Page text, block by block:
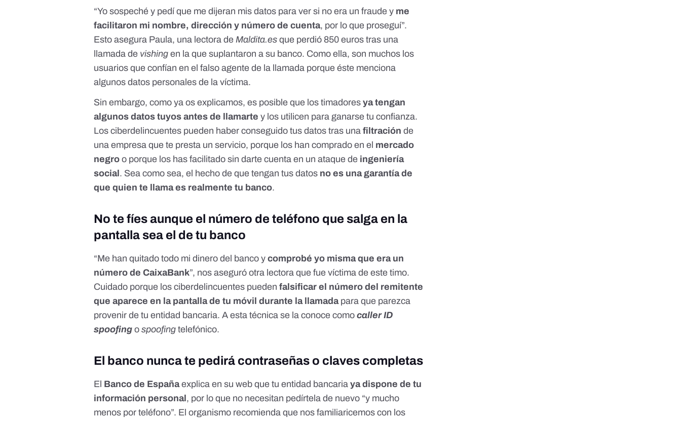
“Yo sospeché y pedí que me dijeran mis datos para ver si no era un fraude y me
facilitaron mi nombre, dirección y número de cuenta, por lo que proseguí”.
Esto asegura Paula, una lectora deMaldita.es que perdió 850 euros tras una
llamada de vishing en la que suplantaron a su banco. Como ella, son muchos los
usuarios que confían en el falso agente de la llamada porque éste menciona
algunos datos personales de la víctima.
Sin embargo, como ya os explicamos, es posible que los timadoresya tengan
algunos datos tuyos antes de llamarte y los utilicen para ganarse tu confianza.
Los ciberdelincuentes pueden haber conseguido tus datos tras unafiltración de
una empresa que te presta un servicio, porque los han comprado en el mercado
negro o porque los has facilitado sin darte cuenta en unataque de ingeniería
social . Sea como sea, el hecho de que tengan tus datos no es una garantía de
que quien te llama es realmente tu banco.
No te fíes aunque el número de teléfono que salga en la
pantalla sea el de tu banco
“Me han quitado todo mi dinero del banco y comprobé yo misma que era un
número de CaixaBank”, nos aseguró otra lectora que fue víctima de este timo.
Cuidado porque los ciberdelincuentes pueden falsificar el número del remitente
que aparece en la pantalla de tu móvil durante la llamadapara que parezca
provenir de tu entidad bancaria. A esta técnica se la conoce comocaller ID
spoofing ospoofing telefónico.
El banco nunca te pedirá contraseñas o claves completas
El Banco de Españaexplica en su web que tu entidad bancariaya dispone de tu
información personal , por lo que no necesitan pedírtela de nuevo “y mucho
menos por teléfono”. El organismo recomienda que nos familiaricemos con los